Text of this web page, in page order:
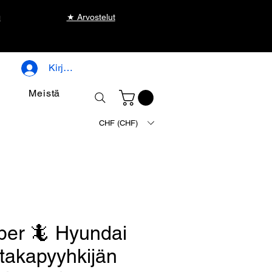
★ Arvostelut
Kirjaudu
Meistä
CHF (CHF)
🦎 Hyundai